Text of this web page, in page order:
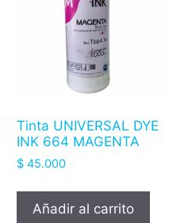
Tinta UNIVERSAL DYE
INK 664 MAGENTA
$45.000
Añadir al carrito